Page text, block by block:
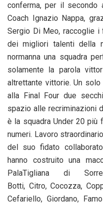
conferma, per il secondo
Coach Ignazio Nappa,
Sergio Di Meo, raccoglie
dei migliori talenti della
normanna una squadra
solamente la parola
altrettante vittorie. Un
alla Final Four due
spazio alle recriminazioni
è la squadra Under 20 più
numeri. Lavoro
del suo fidato
hanno costruito una
PalaTigliana di
Botti, Citro, Cocozza,
Cefariello, Giordano,